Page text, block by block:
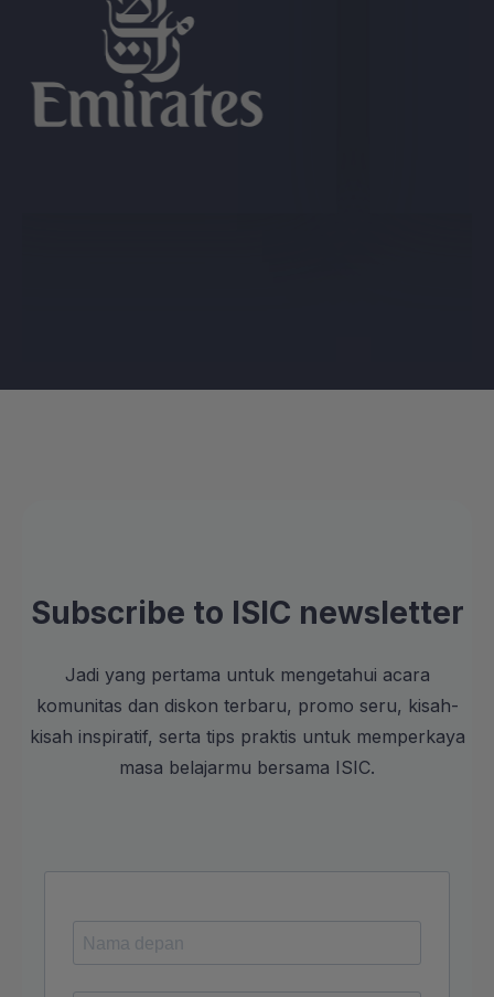
Subscribe to ISIC newsletter
Jadi yang pertama untuk mengetahui acara
komunitas dan diskon terbaru, promo seru, kisah-
kisah inspiratif, serta tips praktis untuk memperkaya
masa belajarmu bersama ISIC.